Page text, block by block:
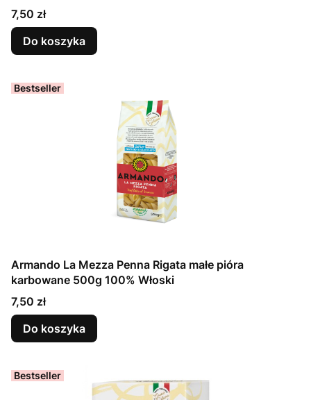
Cena
7,50 zł
Do koszyka
Bestseller
Armando La Mezza Penna Rigata małe pióra
karbowane 500g 100% Włoski
Cena
7,50 zł
Do koszyka
Bestseller